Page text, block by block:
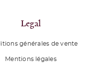
Legal
générales de vente
Mentions légales